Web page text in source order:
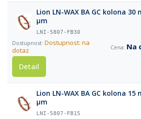
Lion LN-WAX BA GC kolona 30
µm
LNI-5807-FB30
Dostupnost: na
dotaz
Na
Detail
Lion LN-WAX BA GC kolona 15
µm
LNI-5807-FB15